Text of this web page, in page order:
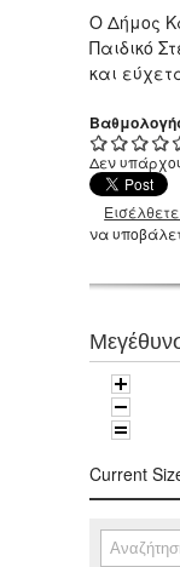
Ο Δήμος
Παιδικό
και
Δεν
να
Current
Φόρμα
Αναζήτηση